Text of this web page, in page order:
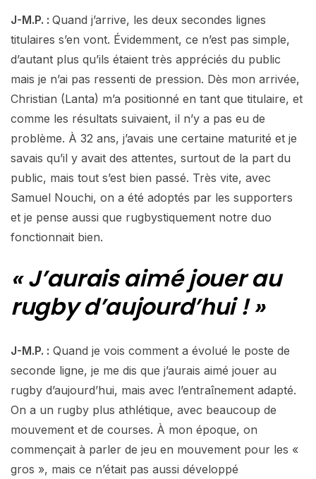
J-M.P. : Quand j’arrive, les deux secondes lignes
titulaires s’en vont. Évidemment, ce n’est pas simple,
d’autant plus qu’ils étaient très appréciés du public
mais je n’ai pas ressenti de pression. Dès mon arrivée,
Christian (Lanta) m’a positionné en tant que titulaire, et
comme les résultats suivaient, il n’y a pas eu de
problème. À 32 ans, j’avais une certaine maturité et je
savais qu’il y avait des attentes, surtout de la part du
public, mais tout s’est bien passé. Très vite, avec
Samuel Nouchi, on a été adoptés par les supporters
et je pense aussi que rugbystiquement notre duo
fonctionnait bien.
« J’aurais aimé jouer au
rugby d’aujourd’hui ! »
J-M.P. : Quand je vois comment a évolué le poste de
seconde ligne, je me dis que j’aurais aimé jouer au
rugby d’aujourd’hui, mais avec l’entraînement adapté.
On a un rugby plus athlétique, avec beaucoup de
mouvement et de courses. À mon époque, on
commençait à parler de jeu en mouvement pour les «
gros », mais ce n’était pas aussi développé